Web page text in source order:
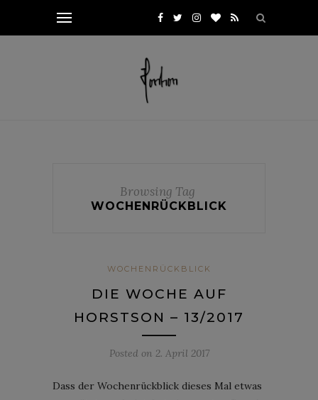
Browsing Tag
WOCHENRÜCKBLICK
WOCHENRÜCKBLICK
DIE WOCHE AUF
HORSTSON – 13/2017
Posted on 2. April 2017
Dass der Wochenrückblick dieses Mal etwas